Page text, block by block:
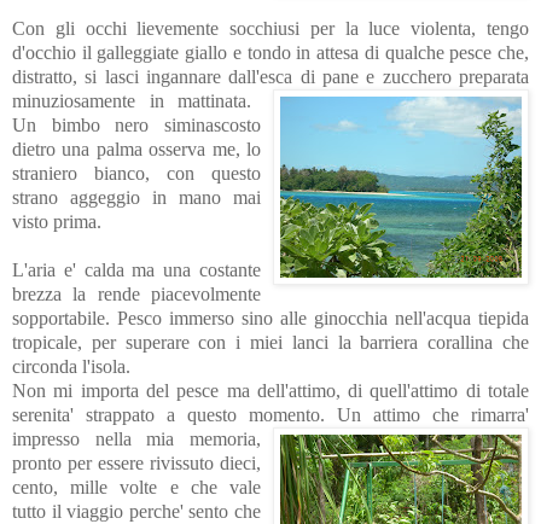
Con gli occhi lievemente socchiusi per la luce violenta, tengo
d'occhio il galleggiate giallo e tondo in attesa di qualche pesce che,
distratto, si lasci ingannare dall'esca di pane e zucchero preparata
minuziosamente inmattinata.
Un bimbo nero siminascosto
dietro una palma osserva me, lo
straniero bianco, con questo
strano aggeggio in mano mai
visto prima.
L'aria e' calda ma una costante
brezza la rendepiacevolmente
sopportabile. Pesco immerso sino alle ginocchia nell'acqua tiepida
tropicale, per superare con i miei lanci la barriera corallina che
circonda l'isola.
Non mi importa del pesce ma dell'attimo, di quell'attimo di totale
serenita' strappato a questo momento. Un attimo che rimarra'
impresso nella mia memoria,
pronto peressere rivissuto dieci,
cento, mille volte e che vale
tutto il viaggio perche' sento che